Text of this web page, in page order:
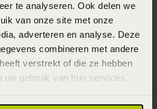
te analyseren. Ook delen we
van onze site met onze
adverteren en analyse. Deze
combineren met andere
verstrekt of die ze hebben
uw gebruik van hun services.